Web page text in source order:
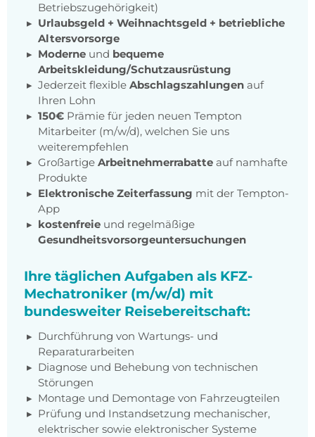
Betriebszugehörigkeit)
Urlaubsgeld + Weihnachtsgeld + betriebliche
Altersvorsorge
Moderne und bequeme
Arbeitskleidung/Schutzausrüstung
Jederzeit flexible Abschlagszahlungen auf
Ihren Lohn
150€ Prämie für jeden neuen Tempton
Mitarbeiter (m/w/d), welchen Sie uns
weiterempfehlen
Großartige Arbeitnehmerrabatte auf namhafte
Produkte
Elektronische Zeiterfassung mit der Tempton-
App
kostenfreie und regelmäßige
Gesundheitsvorsorgeuntersuchungen
Ihre täglichen Aufgaben als KFZ-
Mechatroniker (m/w/d) mit
bundesweiter Reisebereitschaft:
Durchführung von Wartungs- und
Reparaturarbeiten
Diagnose und Behebung von technischen
Störungen
Montage und Demontage von Fahrzeugteilen
Prüfung und Instandsetzung mechanischer,
elektrischer sowie elektronischer Systeme